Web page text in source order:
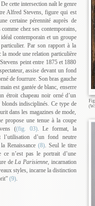
cette intersection naît le genre
Alfred Stevens, figure qui est
certaine pérennité auprès de
comme chez ses contemporains,
contemporain et un groupe
Par son rapport à la
la mode une relation particulière
peint entre 1875 et 1880
assise devant un fond
de fourrure. Son bras gauche
est gantée de blanc, enserre
étroit chapeau noir orné d’un
blonds indisciplinés. Ce type de
dans les magazines de mode,
propose une tenue à la coupe
((fig. 03). Le format, la
d’un fond neutre
Renaissance (8). Seul le titre
n’est pas le portrait d’une
deLa Parisienne, incarnation
styles, incarne la distinction
(9).